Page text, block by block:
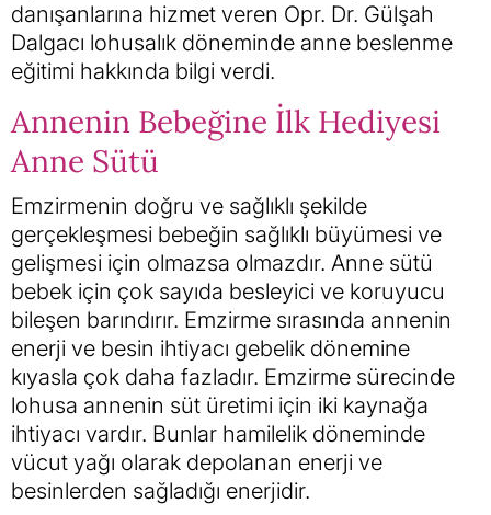
danışanlarına hizmet veren Opr. Dr. Gülşah
Dalgacı lohusalık döneminde anne beslenme
eğitimi hakkında bilgi verdi.
Annenin Bebeğine İlk Hediyesi
Anne Sütü
Emzirmenin doğru ve sağlıklı şekilde
gerçekleşmesi bebeğin sağlıklı büyümesi ve
gelişmesi için olmazsa olmazdır. Anne sütü
bebek için çok sayıda besleyici ve koruyucu
bileşen barındırır. Emzirme sırasında annenin
enerji ve besin ihtiyacı gebelik dönemine
kıyasla çok daha fazladır. Emzirme sürecinde
lohusa annenin süt üretimi için iki kaynağa
ihtiyacı vardır. Bunlar hamilelik döneminde
vücut yağı olarak depolanan enerji ve
besinlerden sağladığı enerjidir.